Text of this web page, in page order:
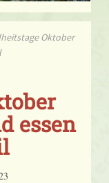
Oktober
essen